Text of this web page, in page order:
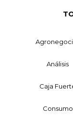
Análisis
Caja
Consumo